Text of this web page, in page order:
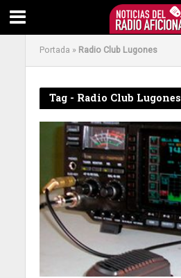
Portada » Radio Club Lugones
Tag - Radio Club Lugones